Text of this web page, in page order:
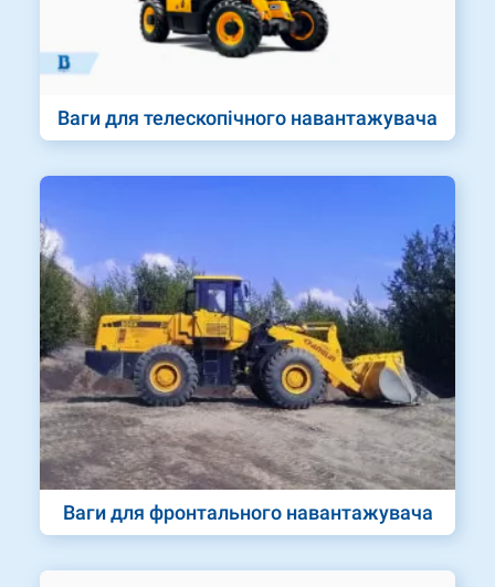
Ваги для телескопічного навантажувача
Ваги для фронтального навантажувача